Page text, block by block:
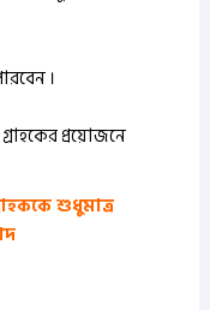
।
প্রয়োজনে
শুধুমাত্র